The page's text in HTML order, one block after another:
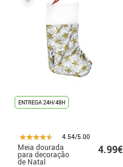
ENTREGA 24H/48H
4.54/5.00
Meia dourada
para decoração
de Natal
4.99€